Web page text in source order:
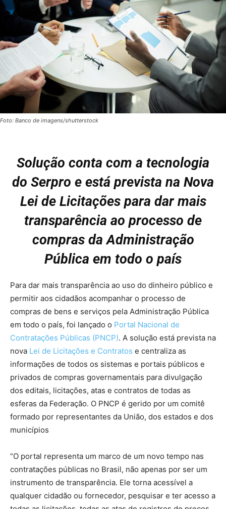
Foto: Banco de imagens/shutterstock
Solução conta com a tecnologia
do Serpro e está prevista na Nova
Lei de Licitações para dar mais
transparência ao processo de
compras da Administração
Pública em todo o país
Para dar mais transparência ao uso do dinheiro público e
permitir aos cidadãos acompanhar o processo de
compras de bens e serviços pela Administração Pública
em todo o país, foi lançado o Portal Nacional de
Contratações Públicas (PNCP). A solução está prevista na
nova Lei de Licitações e Contratos e centraliza as
informações de todos os sistemas e portais públicos e
privados de compras governamentais para divulgação
dos editais, licitações, atas e contratos de todas as
esferas da Federação. O PNCP é gerido por um comitê
formado por representantes da União, dos estados e dos
municípios
“O portal representa um marco de um novo tempo nas
contratações públicas no Brasil, não apenas por ser um
instrumento de transparência. Ele torna acessível a
qualquer cidadão ou fornecedor, pesquisar e ter acesso a